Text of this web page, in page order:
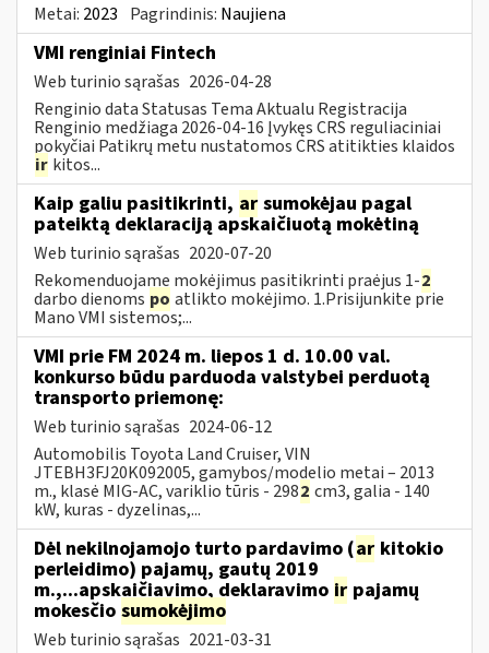
Metai: 2023 Pagrindinis: Naujiena
VMI renginiai Fintech
Web turinio sąrašas 2026-04-28
Renginio data Statusas Tema Aktualu Registracija
Renginio medžiaga 2026-04-16 Įvykęs CRS reguliaciniai
pokyčiai Patikrų metu nustatomos CRS atitikties klaidos
ir kitos...
Kaip galiu pasitikrinti, ar sumokėjau pagal
pateiktą deklaraciją apskaičiuotą mokėtiną
Web turinio sąrašas 2020-07-20
Rekomenduojame mokėjimus pasitikrinti praėjus 1-2
darbo dienoms po atlikto mokėjimo. 1.Prisijunkite prie
Mano VMI sistemos;...
VMI prie FM 2024 m. liepos 1 d. 10.00 val.
konkurso būdu parduoda valstybei perduotą
transporto priemonę:
Web turinio sąrašas 2024-06-12
Automobilis Toyota Land Cruiser, VIN
JTEBH3FJ20K092005, gamybos/modelio metai – 2013
m., klasė MIG-AC, variklio tūris - 2982 cm3, galia - 140
kW, kuras - dyzelinas,...
Dėl nekilnojamojo turto pardavimo (ar kitokio
perleidimo) pajamų, gautų 2019
m.,...apskaičiavimo, deklaravimo ir pajamų
mokesčio sumokėjimo
Web turinio sąrašas 2021-03-31